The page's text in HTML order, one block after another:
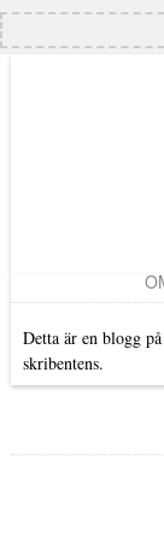
Detta är en blogg
skribentens.